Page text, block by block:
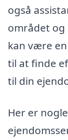
også
området og
kan være
til at finde
til din
Her er